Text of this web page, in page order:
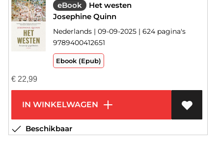
eBook
Het westen
Josephine Quinn
Nederlands | 09-09-2025 | 624 pagina's
9789400412651
Ebook (Epub)
€22,99
IN WINKELWAGEN
Beschikbaar